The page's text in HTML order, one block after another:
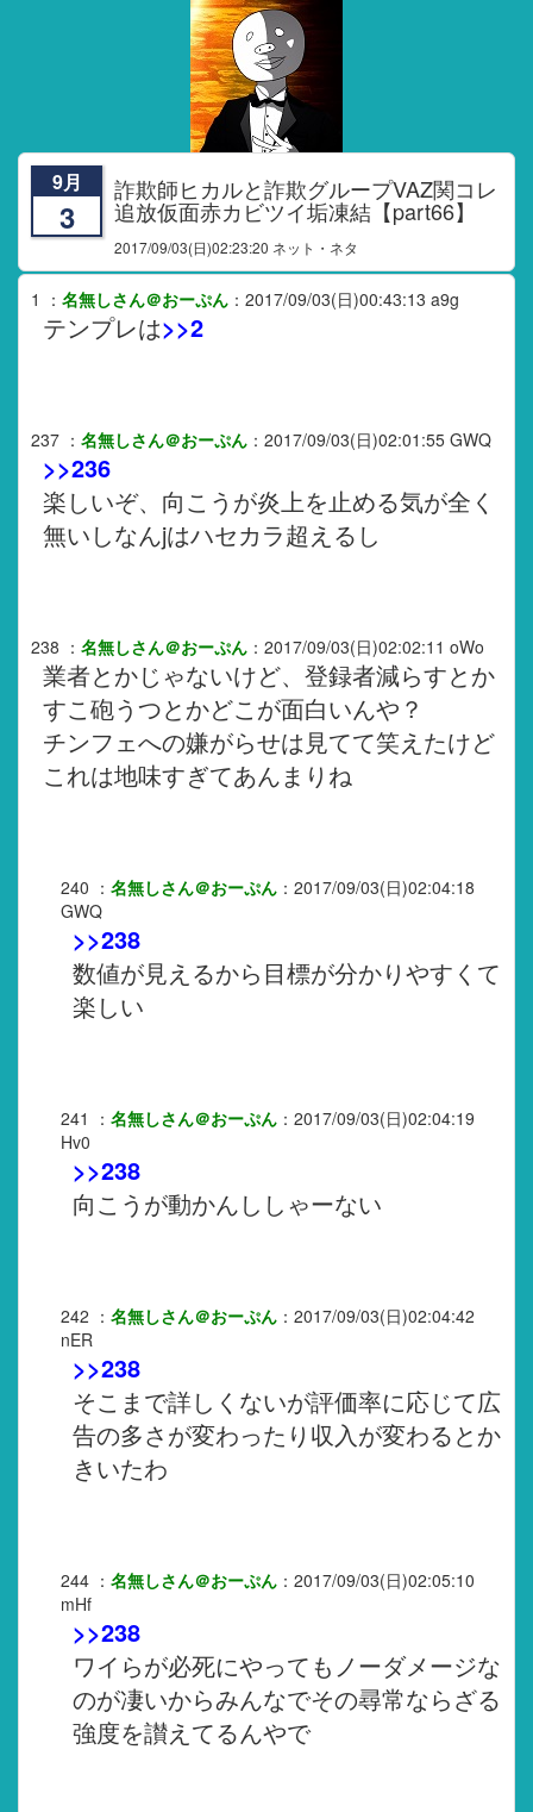
9月
3
詐欺師ヒカルと詐欺グループVAZ関コレ
追放仮面赤カビツイ垢凍結【part66】
2017/09/03(日)02:23:20 ネット・ネタ
1 ： 名無しさん＠おーぷん ： 2017/09/03(日)00:43:13 a9g
テンプレは>>2
237 ： 名無しさん＠おーぷん ： 2017/09/03(日)02:01:55 GWQ
>>236
楽しいぞ、向こうが炎上を止める気が全く
無いしなんjはハセカラ超えるし
238 ： 名無しさん＠おーぷん ： 2017/09/03(日)02:02:11 oWo
業者とかじゃないけど、登録者減らすとか
すこ砲うつとかどこが面白いんや？
チンフェへの嫌がらせは見てて笑えたけど
これは地味すぎてあんまりね
240 ： 名無しさん＠おーぷん ： 2017/09/03(日)02:04:18
GWQ
>>238
数値が見えるから目標が分かりやすくて
楽しい
241 ： 名無しさん＠おーぷん ： 2017/09/03(日)02:04:19
Hv0
>>238
向こうが動かんししゃーない
242 ： 名無しさん＠おーぷん ： 2017/09/03(日)02:04:42
nER
>>238
そこまで詳しくないが評価率に応じて広
告の多さが変わったり収入が変わるとか
きいたわ
244 ： 名無しさん＠おーぷん ： 2017/09/03(日)02:05:10
mHf
>>238
ワイらが必死にやってもノーダメージな
のが凄いからみんなでその尋常ならざる
強度を讃えてるんやで